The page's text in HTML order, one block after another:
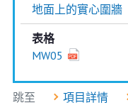
地面上的實心圍牆
表格
MW05
跳至 項目詳情